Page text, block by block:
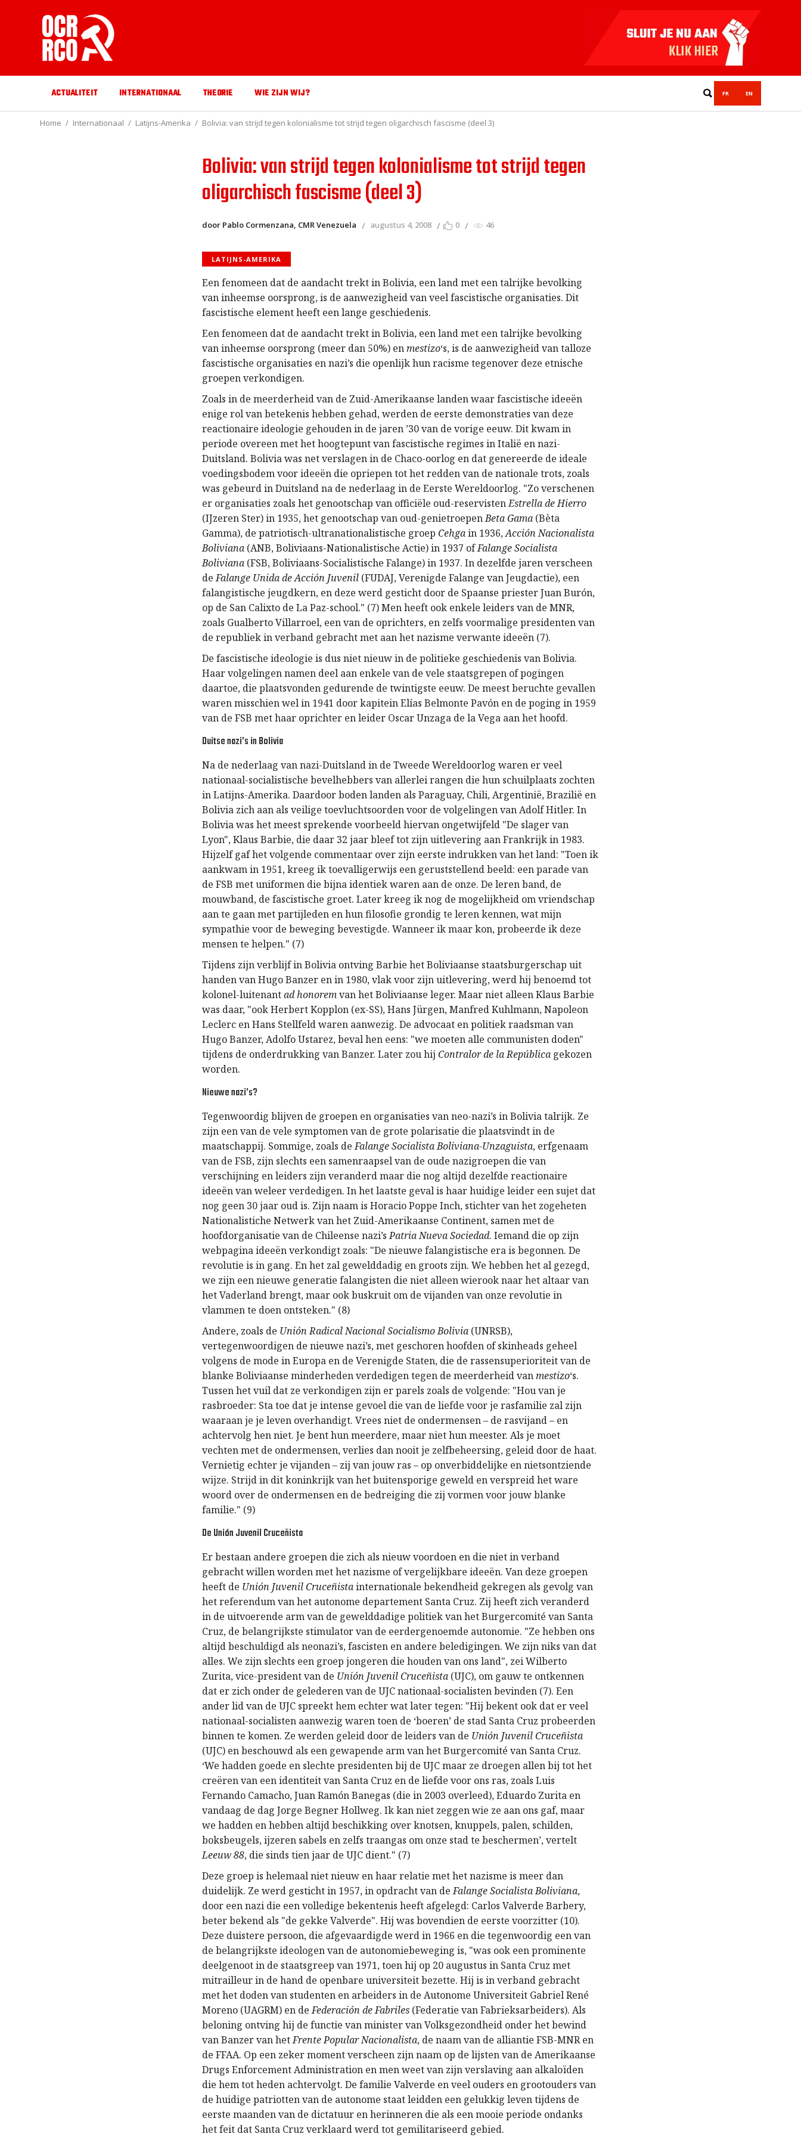
ACTUALITEIT INTERNATIONAAL THEORIE WIE ZIJN WIJ? FR EN
Home Internationaal Latijns-Amerika Bolivia: van strijd tegen kolonialisme tot strijd tegen oligarchisch fascisme (deel 3)
Bolivia: van strijd tegen kolonialisme tot strijd tegen
oligarchisch fascisme (deel 3)
door Pablo Cormenzana, CMR Venezuela augustus 4, 2008 0 46
LATIJNS-AMERIKA
Een fenomeen dat de aandacht trekt in Bolivia, een land met een talrijke bevolking
van inheemse oorsprong, is de aanwezigheid van veel fascistische organisaties. Dit
fascistische element heeft een lange geschiedenis.
Een fenomeen dat de aandacht trekt in Bolivia, een land met een talrijke bevolking
van inheemse oorsprong (meer dan 50%) enmestizo‘s, is de aanwezigheid van talloze
fascistische organisaties en nazi’s die openlijk hun racisme tegenover deze etnische
groepen verkondigen.
Zoals in de meerderheid van de Zuid-Amerikaanse landen waar fascistische ideeën
enige rol van betekenis hebben gehad, werden de eerste demonstraties van deze
reactionaire ideologie gehouden in de jaren ’30 van de vorige eeuw. Dit kwam in
periode overeen met het hoogtepunt van fascistische regimes in Italië en nazi-
Duitsland. Bolivia was net verslagen in de Chaco-oorlog en dat genereerde de ideale
voedingsbodem voor ideeën die opriepen tot het redden van de nationale trots, zoals
was gebeurd in Duitsland na de nederlaag in de Eerste Wereldoorlog. "Zo verschenen
er organisaties zoals het genootschap van officiële oud-reservistenEstrella de Hierro
(IJzeren Ster) in 1935, het genootschap van oud-genietroepenBeta Gama (Bèta
Gamma), de patriotisch-ultranationalistische groepCehgain 1936,Acción Nacionalista
Boliviana (ANB, Boliviaans-Nationalistische Actie) in 1937 ofFalange Socialista
Boliviana (FSB, Boliviaans-Socialistische Falange) in 1937. In dezelfde jaren verscheen
deFalange Unida de Acción Juvenil (FUDAJ, Verenigde Falange van Jeugdactie), een
falangistische jeugdkern, en deze werd gesticht door de Spaanse priester Juan Burón,
op de San Calixto de La Paz-school." (7) Men heeft ook enkele leiders van de MNR,
zoals Gualberto Villarroel, een van de oprichters, en zelfs voormalige presidenten van
de republiek in verband gebracht met aan het nazisme verwante ideeën (7).
De fascistische ideologie is dus niet nieuw in de politieke geschiedenis van Bolivia.
Haar volgelingen namen deel aan enkele van de vele staatsgrepen of pogingen
daartoe, die plaatsvonden gedurende de twintigste eeuw. De meest beruchte gevallen
waren misschien wel in 1941 door kapitein Elías Belmonte Pavón en de poging in 1959
van de FSB met haar oprichter en leider Oscar Unzaga de la Vega aan het hoofd.
Duitse nazi’s in Bolivia
Na de nederlaag van nazi-Duitsland in de Tweede Wereldoorlog waren er veel
nationaal-socialistische bevelhebbers van allerlei rangen die hun schuilplaats zochten
in Latijns-Amerika. Daardoor boden landen als Paraguay, Chili, Argentinië, Brazilië en
Bolivia zich aan als veilige toevluchtsoorden voor de volgelingen van Adolf Hitler. In
Bolivia was het meest sprekende voorbeeld hiervan ongetwijfeld "De slager van
Lyon", Klaus Barbie, die daar 32 jaar bleef tot zijn uitlevering aan Frankrijk in 1983.
Hijzelf gaf het volgende commentaar over zijn eerste indrukken van het land: "Toen ik
aankwam in 1951, kreeg ik toevalligerwijs een geruststellend beeld: een parade van
de FSB met uniformen die bijna identiek waren aan de onze. De leren band, de
mouwband, de fascistische groet. Later kreeg ik nog de mogelijkheid om vriendschap
aan te gaan met partijleden en hun filosofie grondig te leren kennen, wat mijn
sympathie voor de beweging bevestigde. Wanneer ik maar kon, probeerde ik deze
mensen te helpen." (7)
Tijdens zijn verblijf in Bolivia ontving Barbie het Boliviaanse staatsburgerschap uit
handen van Hugo Banzer en in 1980, vlak voor zijn uitlevering, werd hij benoemd tot
kolonel-luitenantad honoremvan het Boliviaanse leger. Maar niet alleen Klaus Barbie
was daar, "ook Herbert Kopplon (ex-SS), Hans Jürgen, Manfred Kuhlmann, Napoleon
Leclerc en Hans Stellfeld waren aanwezig. De advocaat en politiek raadsman van
Hugo Banzer, Adolfo Ustarez, beval hen eens: "we moeten alle communisten doden"
tijdens de onderdrukking van Banzer. Later zou hijContralor de la República gekozen
worden.
Nieuwe nazi’s?
Tegenwoordig blijven de groepen en organisaties van neo-nazi’s in Bolivia talrijk. Ze
zijn een van de vele symptomen van de grote polarisatie die plaatsvindt in de
maatschappij. Sommige, zoals deFalange Socialista Boliviana-Unzaguista, erfgenaam
van de FSB, zijn slechts een samenraapsel van de oude nazigroepen die van
verschijning en leiders zijn veranderd maar die nog altijd dezelfde reactionaire
ideeën van weleer verdedigen. In het laatste geval is haar huidige leider een sujet dat
nog geen 30 jaar oud is. Zijn naam is Horacio Poppe Inch, stichter van het zogeheten
Nationalistiche Netwerk van het Zuid-Amerikaanse Continent, samen met de
hoofdorganisatie van de Chileense nazi’sPatria Nueva Sociedad. Iemand die op zijn
webpagina ideeën verkondigt zoals: "De nieuwe falangistische era is begonnen. De
revolutie is in gang. En het zal gewelddadig en groots zijn. We hebben het al gezegd,
we zijn een nieuwe generatie falangisten die niet alleen wierook naar het altaar van
het Vaderland brengt, maar ook buskruit om de vijanden van onze revolutie in
vlammen te doen ontsteken." (8)
Andere, zoals de Unión Radical Nacional Socialismo Bolivia (UNRSB),
vertegenwoordigen de nieuwe nazi’s, met geschoren hoofden of skinheads geheel
volgens de mode in Europa en de Verenigde Staten, die de rassensuperioriteit van de
blanke Boliviaanse minderheden verdedigen tegen de meerderheid vanmestizo‘s.
Tussen het vuil dat ze verkondigen zijn er parels zoals de volgende: "Hou van je
rasbroeder: Sta toe dat je intense gevoel die van de liefde voor je rasfamilie zal zijn
waaraan je je leven overhandigt. Vrees niet de ondermensen – de rasvijand – en
achtervolg hen niet. Je bent hun meerdere, maar niet hun meester. Als je moet
vechten met de ondermensen, verlies dan nooit je zelfbeheersing, geleid door de haat.
Vernietig echter je vijanden – zij van jouw ras – op onverbiddelijke en nietsontziende
wijze. Strijd in dit koninkrijk van het buitensporige geweld en verspreid het ware
woord over de ondermensen en de bedreiging die zij vormen voor jouw blanke
familie." (9)
De Unión Juvenil Cruceñista
Er bestaan andere groepen die zich als nieuw voordoen en die niet in verband
gebracht willen worden met het nazisme of vergelijkbare ideeën. Van deze groepen
heeft de Unión Juvenil Cruceñistainternationale bekendheid gekregen als gevolg van
het referendum van het autonome departement Santa Cruz. Zij heeft zich veranderd
in de uitvoerende arm van de gewelddadige politiek van het Burgercomité van Santa
Cruz, de belangrijkste stimulator van de eerdergenoemde autonomie. "Ze hebben ons
altijd beschuldigd als neonazi’s, fascisten en andere beledigingen. We zijn niks van dat
alles. We zijn slechts een groep jongeren die houden van ons land", zei Wilberto
Zurita, vice-president van de Unión Juvenil Cruceñista (UJC), om gauw te ontkennen
dat er zich onder de gelederen van de UJC nationaal-socialisten bevinden (7). Een
ander lid van de UJC spreekt hem echter wat later tegen: "Hij bekent ook dat er veel
nationaal-socialisten aanwezig waren toen de ‘boeren’ de stad Santa Cruz probeerden
binnen te komen. Ze werden geleid door de leiders van de Unión Juvenil Cruceñista
(UJC) en beschouwd als een gewapende arm van het Burgercomité van Santa Cruz.
‘We hadden goede en slechte presidenten bij de UJC maar ze droegen allen bij tot het
creëren van een identiteit van Santa Cruz en de liefde voor ons ras, zoals Luis
Fernando Camacho, Juan Ramón Banegas (die in 2003 overleed), Eduardo Zurita en
vandaag de dag Jorge Begner Hollweg. Ik kan niet zeggen wie ze aan ons gaf, maar
we hadden en hebben altijd beschikking over knotsen, knuppels, palen, schilden,
boksbeugels, ijzeren sabels en zelfs traangas om onze stad te beschermen’, vertelt
Leeuw 88, die sinds tien jaar de UJC dient." (7)
Deze groep is helemaal niet nieuw en haar relatie met het nazisme is meer dan
duidelijk. Ze werd gesticht in 1957, in opdracht van deFalange Socialista Boliviana,
door een nazi die een volledige bekentenis heeft afgelegd: Carlos Valverde Barbery,
beter bekend als "de gekke Valverde". Hij was bovendien de eerste voorzitter (10).
Deze duistere persoon, die afgevaardigde werd in 1966 en die tegenwoordig een van
de belangrijkste ideologen van de autonomiebeweging is, "was ook een prominente
deelgenoot in de staatsgreep van 1971, toen hij op 20 augustus in Santa Cruz met
mitrailleur in de hand de openbare universiteit bezette. Hij is in verband gebracht
met het doden van studenten en arbeiders in de Autonome Universiteit Gabriel René
Moreno (UAGRM) en deFederación de Fabriles (Federatie van Fabrieksarbeiders). Als
beloning ontving hij de functie van minister van Volksgezondheid onder het bewind
van Banzer van hetFrente Popular Nacionalista, de naam van de alliantie FSB-MNR en
de FFAA. Op een zeker moment verscheen zijn naam op de lijsten van de Amerikaanse
Drugs Enforcement Administration en men weet van zijn verslaving aan alkaloïden
die hem tot heden achtervolgt. De familie Valverde en veel ouders en grootouders van
de huidige patriotten van de autonome staat leidden een gelukkig leven tijdens de
eerste maanden van de dictatuur en herinneren die als een mooie periode ondanks
het feit dat Santa Cruz verklaard werd tot gemilitariseerd gebied.